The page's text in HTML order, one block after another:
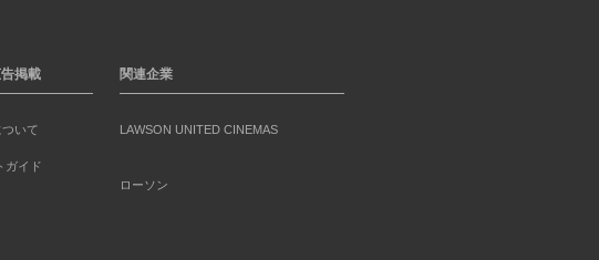
掲載
いて
ガイド
関連企業
LAWSON UNITED CINEMAS
ローソン